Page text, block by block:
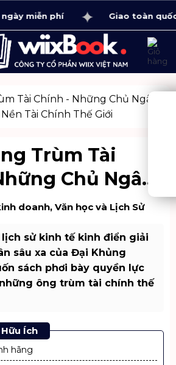
miễn phí Giao toàn quốc 1 -
Trùm Tài
Chủ Ngân
Đoạn Nền Tài
doanh, Văn học và Lịch Sử
sử kinh tế kinh điển giải
sâu xa của Đại Khủng
sách phơi bày quyền lực
ông trùm tài chính thế
Ích
hãng